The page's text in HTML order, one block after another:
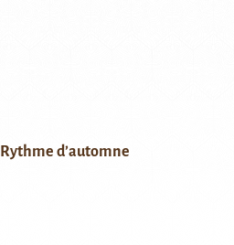
Rythme d’automne